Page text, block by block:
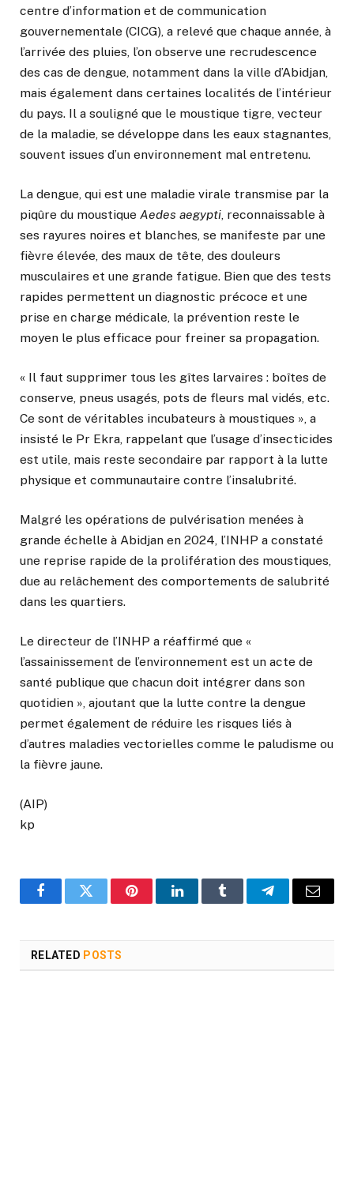
centre d’information et de communication
gouvernementale (CICG), a relevé que chaque année, à
l’arrivée des pluies, l’on observe une recrudescence
des cas de dengue, notamment dans la ville d’Abidjan,
mais également dans certaines localités de l’intérieur
du pays. Il a souligné que le moustique tigre, vecteur
de la maladie, se développe dans les eaux stagnantes,
souvent issues d’un environnement mal entretenu.
La dengue, qui est une maladie virale transmise par la
piqûre du moustique Aedes aegypti , reconnaissable à
ses rayures noires et blanches, se manifeste par une
fièvre élevée, des maux de tête, des douleurs
musculaires et une grande fatigue. Bien que des tests
rapides permettent un diagnostic précoce et une
prise en charge médicale, la prévention reste le
moyen le plus efficace pour freiner sa propagation.
« Il faut supprimer tous les gîtes larvaires : boîtes de
conserve, pneus usagés, pots de fleurs mal vidés, etc.
Ce sont de véritables incubateurs à moustiques », a
insisté le Pr Ekra, rappelant que l’usage d’insecticides
est utile, mais reste secondaire par rapport à la lutte
physique et communautaire contre l’insalubrité.
Malgré les opérations de pulvérisation menées à
grande échelle à Abidjan en 2024, l’INHP a constaté
une reprise rapide de la prolifération des moustiques,
due au relâchement des comportements de salubrité
dans les quartiers.
Le directeur de l’INHP a réaffirmé que «
l’assainissement de l’environnement est un acte de
santé publique que chacun doit intégrer dans son
quotidien », ajoutant que la lutte contre la dengue
permet également de réduire les risques liés à
d’autres maladies vectorielles comme le paludisme ou
la fièvre jaune.
(AIP)
kp
FacebookTwitter PinterestLinkedInTumblr TelegramEmail
RELATED POSTS